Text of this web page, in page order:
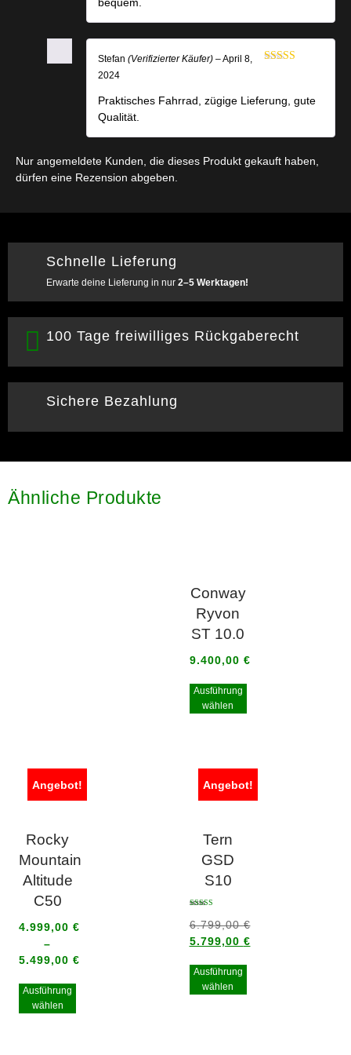
Stefan (Verifizierter Käufer) –April 8,
2024
Praktisches Fahrrad, zügige Lieferung, gute
Qualität.
Nur angemeldete Kunden, die dieses Produkt gekauft haben,
dürfen eine Rezension abgeben.
Schnelle Lieferung
Erwarte deine Lieferung in nur 2–5 Werktagen!
100 Tage freiwilliges Rückgaberecht
Sichere Bezahlung
Ähnliche Produkte
Conway
Ryvon
ST 10.0
9.400,00 €
Ausführung
wählen
Angebot!
Rocky
Mountain
Altitude
C50
4.999,00 €
–
5.499,00 €
Ausführung
wählen
Angebot!
Tern
GSD
S10
5.00
von 5
6.799,00€
5.799,00 €
Ausführung
wählen